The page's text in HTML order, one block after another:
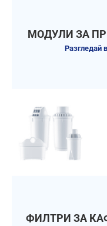
МОДУЛИ ЗА
Разгледай
ФИЛТРИ ЗА